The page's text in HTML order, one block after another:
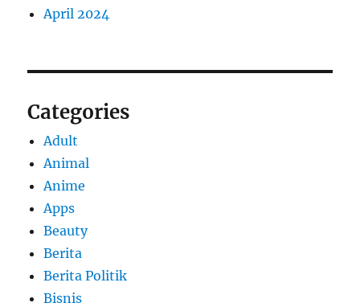
April 2024
Categories
Adult
Animal
Anime
Apps
Beauty
Berita
Berita Politik
Bisnis